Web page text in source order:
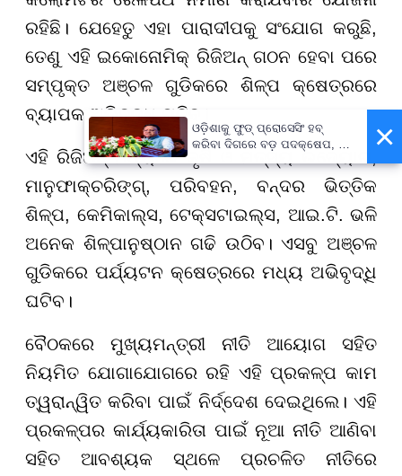
ରହିଛି। ଯେହେତୁ ଏହା ପାରାଦୀପକୁ ସଂଯୋଗ କରୁଛି,
ତେଣୁ ଏହି ଇକୋନୋମିକ୍ ରିଜିଅନ୍ ଗଠନ ହେବା ପରେ
ସମ୍ପୃକ୍ତ ଅଞ୍ଚଳ ଗୁଡିକରେ ଶିଳ୍ପ କ୍ଷେତ୍ରରେ
ବ୍ୟାପକ ଅଭିବୃଦ୍ଧି ଘଟିବ।
ଏହି ରିଜିଅନ୍ ମଧ୍ୟରେ କୃଷି ଓ ମତ୍ସ୍ୟ ଉଦ୍ୟୋଗ,
ମାନୁଫାକ୍ଚରିଙ୍ଗ୍, ପରିବହନ, ବନ୍ଦର ଭିତ୍ତିକ
ଶିଳ୍ପ, କେମିକାଲ୍ସ, ଟେକ୍ସଟାଇଲ୍ସ, ଆଇ.ଟି. ଭଳି
ଅନେକ ଶିଳ୍ପାନୁଷ୍ଠାନ ଗଢି ଉଠିବ। ଏସବୁ ଅଞ୍ଚଳ
ଗୁଡିକରେ ପର୍ଯ୍ୟଟନ କ୍ଷେତ୍ରରେ ମଧ୍ୟ ଅଭିବୃଦ୍ଧି
ଘଟିବ।
ବୈଠକରେ ମୁଖ୍ୟମନ୍ତ୍ରୀ ନୀତି ଆୟୋଗ ସହିତ
ନିୟମିତ ଯୋଗାଯୋଗରେ ରହି ଏହି ପ୍ରକଳ୍ପ କାମ
ତ୍ୱରାନ୍ୱିତ କରିବା ପାଇଁ ନିର୍ଦ୍ଦେଶ ଦେଇଥିଲେ। ଏହି
ପ୍ରକଳ୍ପର କାର୍ଯ୍ୟକାରିତା ପାଇଁ ନୂଆ ନୀତି ଆଣିବା
ସହିତ ଆବଶ୍ୟକ ସ୍ଥଳେ ପ୍ରଚଳିତ ନୀତିରେ
×
ଓଡ଼ିଶାକୁ ଫୁଡ୍ ପ୍ରୋସେସିଂ ହବ୍
କରିବା ଦିଗରେ ବଡ଼ ପଦକ୍ଷେପ, ୪୨
ହଜାରରୁ ଅଧିକ ନିଯୁକ୍ତି ସୁଯୋଗ